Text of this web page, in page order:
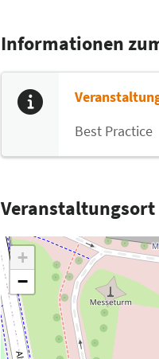
Informationen
Best Practice
Veranstaltungsort
+
−